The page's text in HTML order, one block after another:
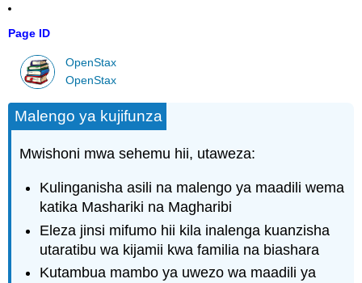
Page ID
OpenStax
OpenStax
Malengo ya kujifunza
Mwishoni mwa sehemu hii, utaweza:
Kulinganisha asili na malengo ya maadili wema
katika Mashariki na Magharibi
Eleza jinsi mifumo hii kila inalenga kuanzisha
utaratibu wa kijamii kwa familia na biashara
Kutambua mambo ya uwezo wa maadili ya